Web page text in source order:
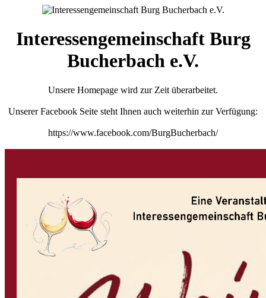
Interessengemeinschaft Burg
Bucherbach e.V.
Unsere Homepage wird zur Zeit überarbeitet.
Unserer Facebook Seite steht Ihnen auch weiterhin zur Verfügung:
https://www.facebook.com/BurgBucherbach/